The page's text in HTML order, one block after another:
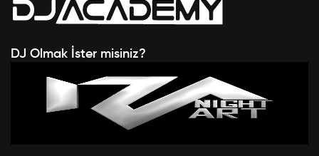
DJ Olmak İster misiniz?